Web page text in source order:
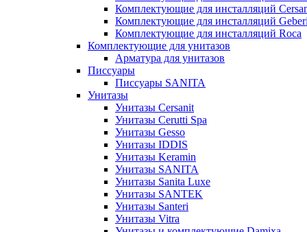
Комплектующие для инсталляций
Комплектующие для инсталляций
Комплектующие для инсталляций Roca
Комплектующие для унитазов
Арматура для унитазов
Писсуары
Писсуары SANITA
Унитазы
Унитазы Cersanit
Унитазы Cerutti Spa
Унитазы Gesso
Унитазы IDDIS
Унитазы Keramin
Унитазы SANITA
Унитазы Sanita Luxe
Унитазы SANTEK
Унитазы Santeri
Унитазы Vitra